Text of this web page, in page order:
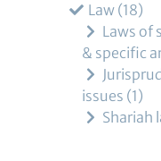
Law 18
Laws of
& specific
issues 1
Shariah